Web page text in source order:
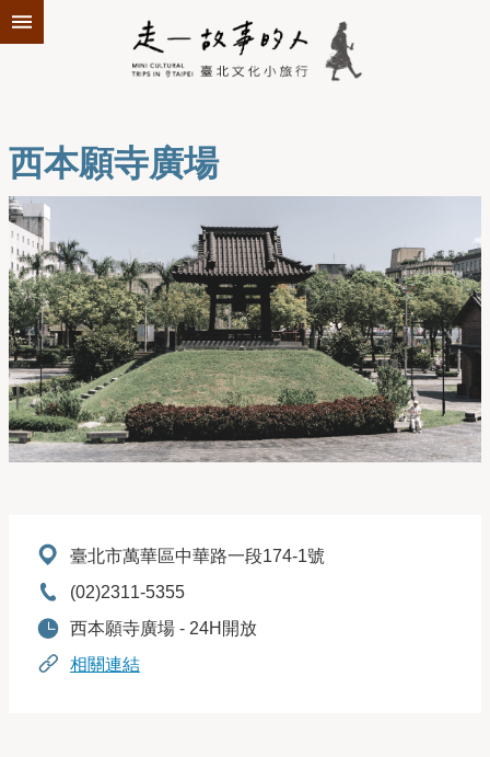
跳到主要內容區塊
西本願寺廣場
地址：臺北市萬華區中華路一段174-1號
電話：(02)2311-5355
開放時間：
西本願寺廣場 - 24H開放
相關連結